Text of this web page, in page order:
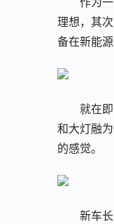
理想，其
备在新能
就在
和大灯融
的感觉。
新车